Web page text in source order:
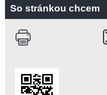
So stránkou chcem